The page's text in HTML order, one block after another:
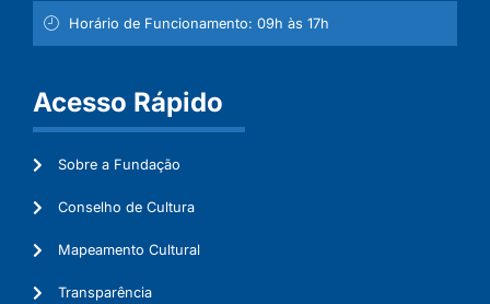
Horário de Funcionamento: 09h às 17h
Acesso Rápido
Sobre a Fundação
Conselho de Cultura
Mapeamento Cultural
Transparência